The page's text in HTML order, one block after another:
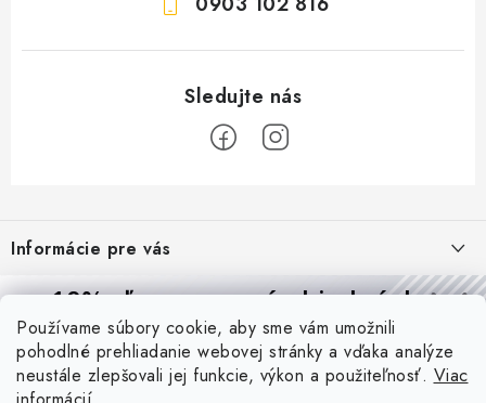
Používame súbory cookie, aby sme vám umožnili
pohodlné prehliadanie webovej stránky a vďaka analýze
neustále zlepšovali jej funkcie, výkon a použiteľnosť. Viac
p
ä
Informácie pre vás
Reklamácie a formulár na odstúpenie od zmluvy
Obchodné podmienky
Podmienky ochrany osobných údajov
Blog
10% zľavana prvú objednávku
Prihláste sa azískajtezľavu aj praktické tipy,vďaka ktorým
budete svietiť lepšie a platiť menej.